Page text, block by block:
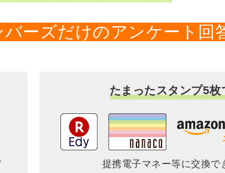
ーズだけのアンケート回
たまったスタンプ5枚
提携電子マネー等に交換で